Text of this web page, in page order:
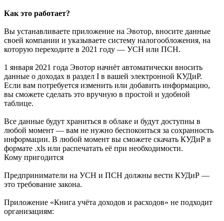
Как это работает?
Вы устанавливаете приложение на Эвотор, вносите данные
своей компании и указываете систему налогообложения, на
которую переходите в 2021 году — УСН или ПСН.
1 января 2021 года Эвотор начнёт автоматически вносить
данные о доходах в раздел I в вашей электронной КУДиР.
Если вам потребуется изменить или добавить информацию,
вы сможете сделать это вручную в простой и удобной
таблице.
Все данные будут храниться в облаке и будут доступны в
любой момент — вам не нужно беспокоиться за сохранность
информации. В любой момент вы сможете скачать КУДиР в
формате .xls или распечатать её при необходимости.
Кому пригодится
Предприниматели на УСН и ПСН должны вести КУДиР —
это требование закона.
Приложение «Книга учёта доходов и расходов» не подходит
организациям: